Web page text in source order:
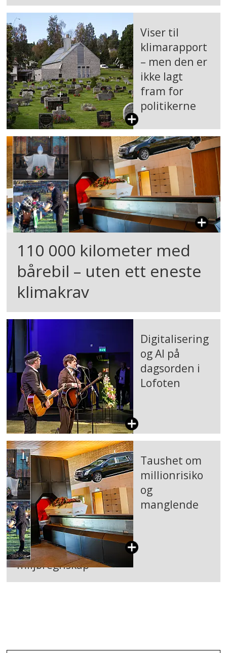
Viser til
klimarapport
– men den er
ikke lagt
fram for
politikerne
110 000 kilometer med
bårebil – uten ett eneste
klimakrav
Digitalisering
og AI på
dagsorden i
Lofoten
Taushet om
millionrisiko
og
manglende
miljøregnskap